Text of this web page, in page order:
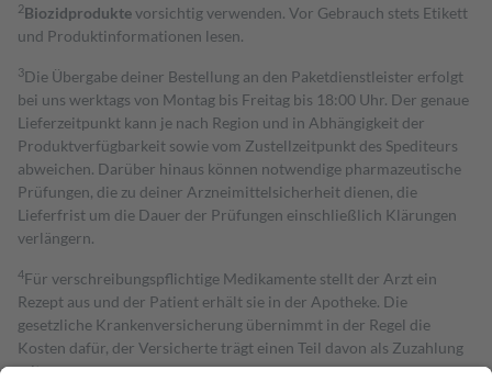
2Biozidproduktevorsichtig verwenden. Vor Gebrauch stets Etikett
und Produktinformationen lesen.
3Die Übergabe deiner Bestellung an den Paketdienstleister erfolgt
bei uns werktags von Montag bis Freitag bis 18:00 Uhr. Der genaue
Lieferzeitpunkt kann je nach Region und in Abhängigkeit der
Produktverfügbarkeit sowie vom Zustellzeitpunkt des Spediteurs
abweichen. Darüber hinaus können notwendige pharmazeutische
Prüfungen, die zu deiner Arzneimittelsicherheit dienen, die
Lieferfrist um die Dauer der Prüfungen einschließlich Klärungen
verlängern.
4Für verschreibungspflichtige Medikamente stellt der Arzt ein
Rezept aus und der Patient erhält sie in der Apotheke. Die
gesetzliche Krankenversicherung übernimmt in der Regel die
Kosten dafür, der Versicherte trägt einen Teil davon als Zuzahlung
mit.